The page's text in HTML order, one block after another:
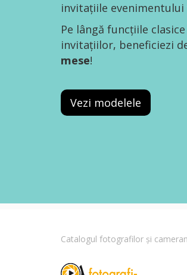
invitațiile
Pe lângă funcțiile
invitațiilor, beneficiezi
mese!
Vezi modelele
Catalogul fotografilor și